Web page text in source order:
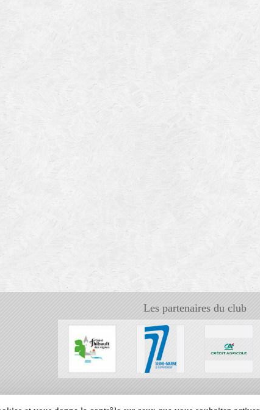
Les partenaires du club